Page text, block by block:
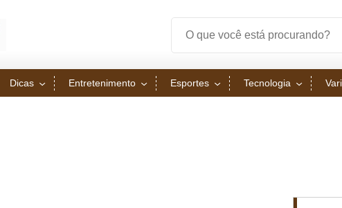
Dicas Entretenimento Esportes Tecnologia